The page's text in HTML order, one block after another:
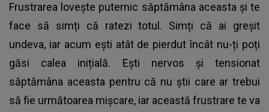
Frustrarea lovește puternic săptămâna aceasta și te
face să simți că ratezi totul. Simți că ai greșit
undeva, iar acum ești atât de pierdut încât nu-ți poți
găsi calea inițială. Ești nervos și tensionat
săptămâna aceasta pentru că nu știi care ar trebui
să fie următoarea mișcare, iar această frustrare te va